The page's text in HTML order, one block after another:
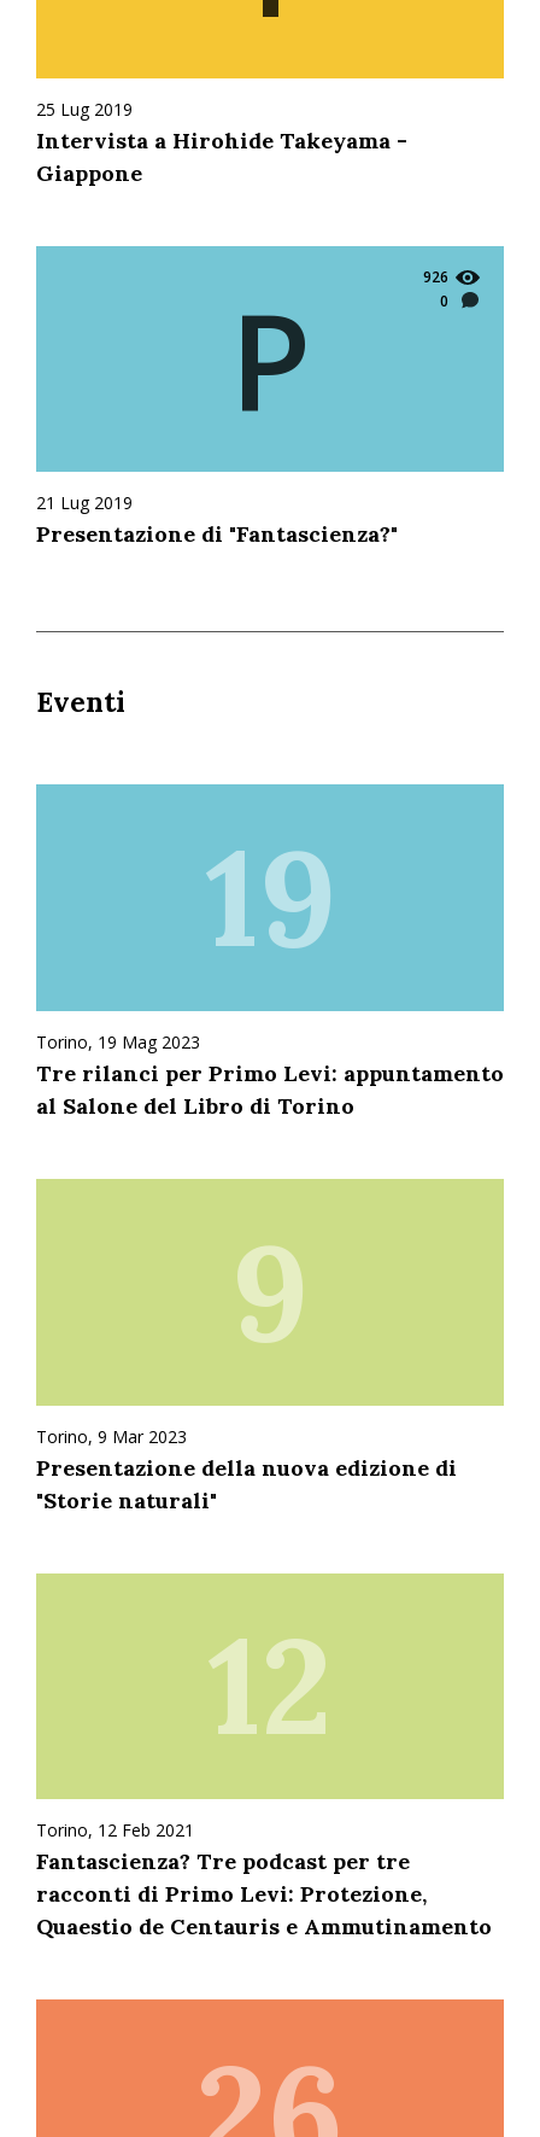
25 Lug 2019
Intervista a Hirohide Takeyama -
Giappone
926
0
P
21 Lug 2019
Presentazione di "Fantascienza?"
Eventi
19
Torino, 19 Mag 2023
Tre rilanci per Primo Levi: appuntamento
al Salone del Libro di Torino
9
Torino, 9 Mar 2023
Presentazione della nuova edizione di
"Storie naturali"
12
Torino, 12 Feb 2021
Fantascienza? Tre podcast per tre
racconti di Primo Levi: Protezione,
Quaestio de Centauris e Ammutinamento